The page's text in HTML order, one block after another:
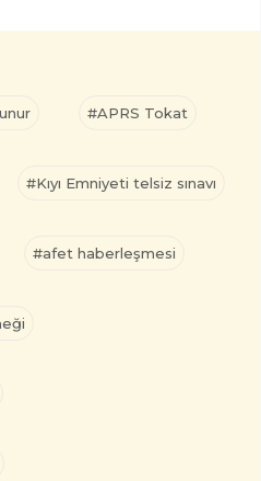
#APRS Tokat
#Kıyı Emniyeti telsiz sınavı
#afet haberleşmesi